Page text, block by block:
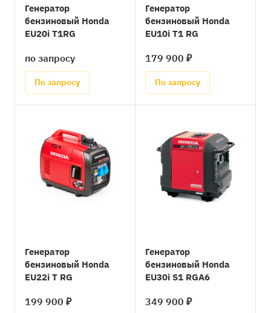
Генератор
бензиновый Honda
EU20i T1RG
по запросу
По запросу
Генератор
бензиновый Honda
EU10i T1 RG
179 900 ₽
По запросу
Генератор
бензиновый Honda
EU22i T RG
199 900 ₽
Генератор
бензиновый Honda
EU30i S1 RGA6
349 900 ₽